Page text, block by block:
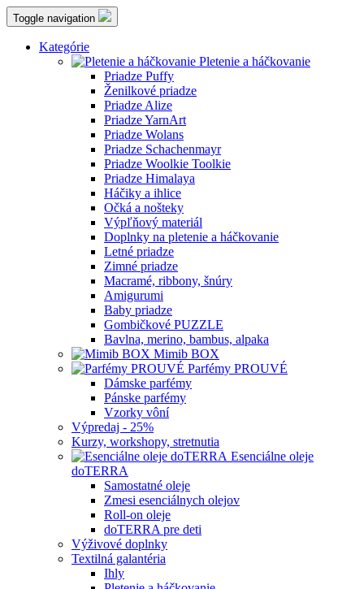
Toggle navigation
Kategórie
Pletenie a háčkovanie
Priadze Puffy
Ženilkové priadze
Priadze Alize
Priadze YarnArt
Priadze Wolans
Priadze Schachenmayr
Priadze Woolkie Toolkie
Priadze Himalaya
Háčiky a ihlice
Očká a nošteky
Výpľňový materiál
Doplnky na pletenie a háčkovanie
Letné priadze
Zimné priadze
Macramé, ribbony, šnúry
Amigurumi
Baby priadze
Gombičkové PUZZLE
Bavlna, merino, bambus, alpaka
Mimib BOX
Parfémy PROUVÉ
Dámske parfémy
Pánske parfémy
Vzorky vôní
Výpredaj - 25%
Kurzy, workshopy, stretnutia
Esenciálne oleje
doTERRA
Samostatné oleje
Zmesi esenciálnych olejov
Roll-on oleje
doTERRA pre deti
Výživové doplnky
Textilná galantéria
Ihly